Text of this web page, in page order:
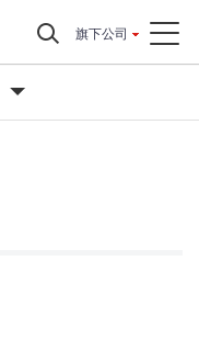
旗下公司